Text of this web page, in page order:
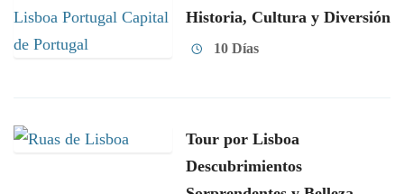
Historia, Cultura y Diversión
10 Días
Tour por Lisboa
Descubrimientos